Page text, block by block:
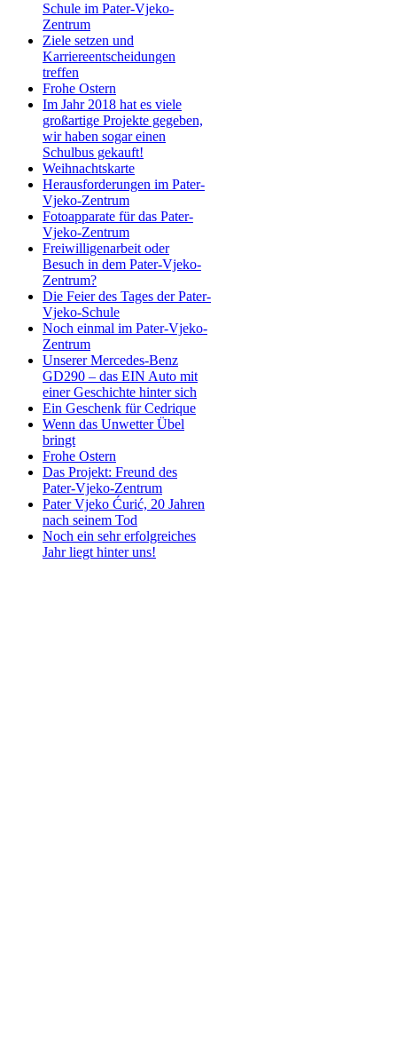
Schule im Pater-Vjeko-
Zentrum
Ziele setzen und
Karriereentscheidungen
treffen
Frohe Ostern
Im Jahr 2018 hat es viele
großartige Projekte gegeben,
wir haben sogar einen
Schulbus gekauft!
Weihnachtskarte
Herausforderungen im Pater-
Vjeko-Zentrum
Fotoapparate für das Pater-
Vjeko-Zentrum
Freiwilligenarbeit oder
Besuch in dem Pater-Vjeko-
Zentrum?
Die Feier des Tages der Pater-
Vjeko-Schule
Noch einmal im Pater-Vjeko-
Zentrum
Unserer Mercedes-Benz
GD290 – das EIN Auto mit
einer Geschichte hinter sich
Ein Geschenk für Cedrique
Wenn das Unwetter Übel
bringt
Frohe Ostern
Das Projekt: Freund des
Pater-Vjeko-Zentrum
Pater Vjeko Ćurić, 20 Jahren
nach seinem Tod
Noch ein sehr erfolgreiches
Jahr liegt hinter uns!